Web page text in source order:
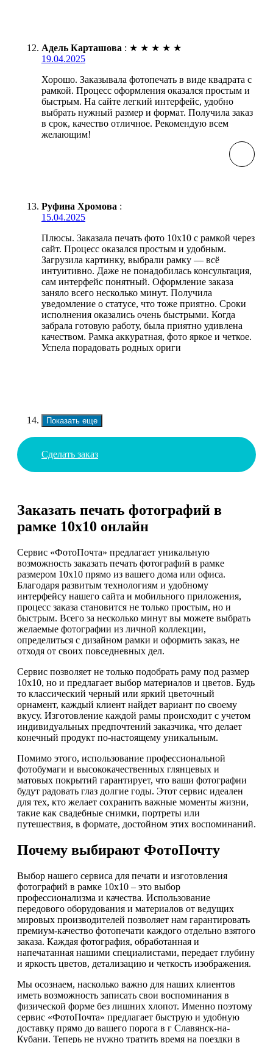
Адель Карташова : ★ ★ ★ ★ ★
19.04.2025
Хорошо. Заказывала фотопечать в виде квадрата с
рамкой. Процесс оформления оказался простым и
быстрым. На сайте легкий интерфейс, удобно
выбрать нужный размер и формат. Получила заказ
в срок, качество отличное. Рекомендую всем
желающим!
Руфина Хромова :
15.04.2025
Плюсы. Заказала печать фото 10х10 с рамкой через
сайт. Процесс оказался простым и удобным.
Загрузила картинку, выбрали рамку — всё
интуитивно. Даже не понадобилась консультация,
сам интерфейс понятный. Оформление заказа
заняло всего несколько минут. Получила
уведомление о статусе, что тоже приятно. Сроки
исполнения оказались очень быстрыми. Когда
забрала готовую работу, была приятно удивлена
качеством. Рамка аккуратная, фото яркое и четкое.
Успела порадовать родных ориги
Показать еще
Сделать заказ
Заказать печать фотографий в
рамке 10х10 онлайн
Сервис «ФотоПочта» предлагает уникальную
возможность заказать печать фотографий в рамке
размером 10х10 прямо из вашего дома или офиса.
Благодаря развитым технологиям и удобному
интерфейсу нашего сайта и мобильного приложения,
процесс заказа становится не только простым, но и
быстрым. Всего за несколько минут вы можете выбрать
желаемые фотографии из личной коллекции,
определиться с дизайном рамки и оформить заказ, не
отходя от своих повседневных дел.
Сервис позволяет не только подобрать раму под размер
10х10, но и предлагает выбор материалов и цветов. Будь
то классический черный или яркий цветочный
орнамент, каждый клиент найдет вариант по своему
вкусу. Изготовление каждой рамы происходит с учетом
индивидуальных предпочтений заказчика, что делает
конечный продукт по-настоящему уникальным.
Помимо этого, использование профессиональной
фотобумаги и высококачественных глянцевых и
матовых покрытий гарантирует, что ваши фотографии
будут радовать глаз долгие годы. Этот сервис идеален
для тех, кто желает сохранить важные моменты жизни,
такие как свадебные снимки, портреты или
путешествия, в формате, достойном этих воспоминаний.
Почему выбирают ФотоПочту
Выбор нашего сервиса для печати и изготовления
фотографий в рамке 10х10 – это выбор
профессионализма и качества. Использование
передового оборудования и материалов от ведущих
мировых производителей позволяет нам гарантировать
премиум-качество фотопечати каждого отдельно взятого
заказа. Каждая фотография, обработанная и
напечатанная нашими специалистами, передает глубину
и яркость цветов, детализацию и четкость изображения.
Мы осознаем, насколько важно для наших клиентов
иметь возможность записать свои воспоминания в
физической форме без лишних хлопот. Именно поэтому
сервис «ФотоПочта» предлагает быструю и удобную
доставку прямо до вашего порога в г Славянск-на-
Кубани. Теперь не нужно тратить время на поездки в